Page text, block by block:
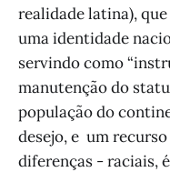
realidade latina),
uma identidade
servindo como
manutenção do
população do
desejo, e um
diferenças - raciais,